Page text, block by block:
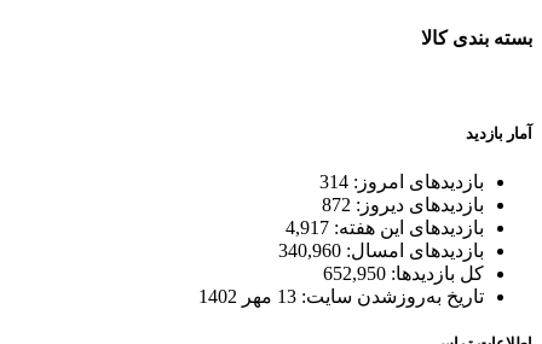
بسته بندی کالا
آمار بازدید
بازدیدهای امروز: 314
بازدیدهای دیروز: 872
بازدیدهای این هفته: 4,917
بازدیدهای امسال: 340,960
کل بازدیدها: 652,950
تاریخ به‌روزشدن سایت: 13 مهر 1402